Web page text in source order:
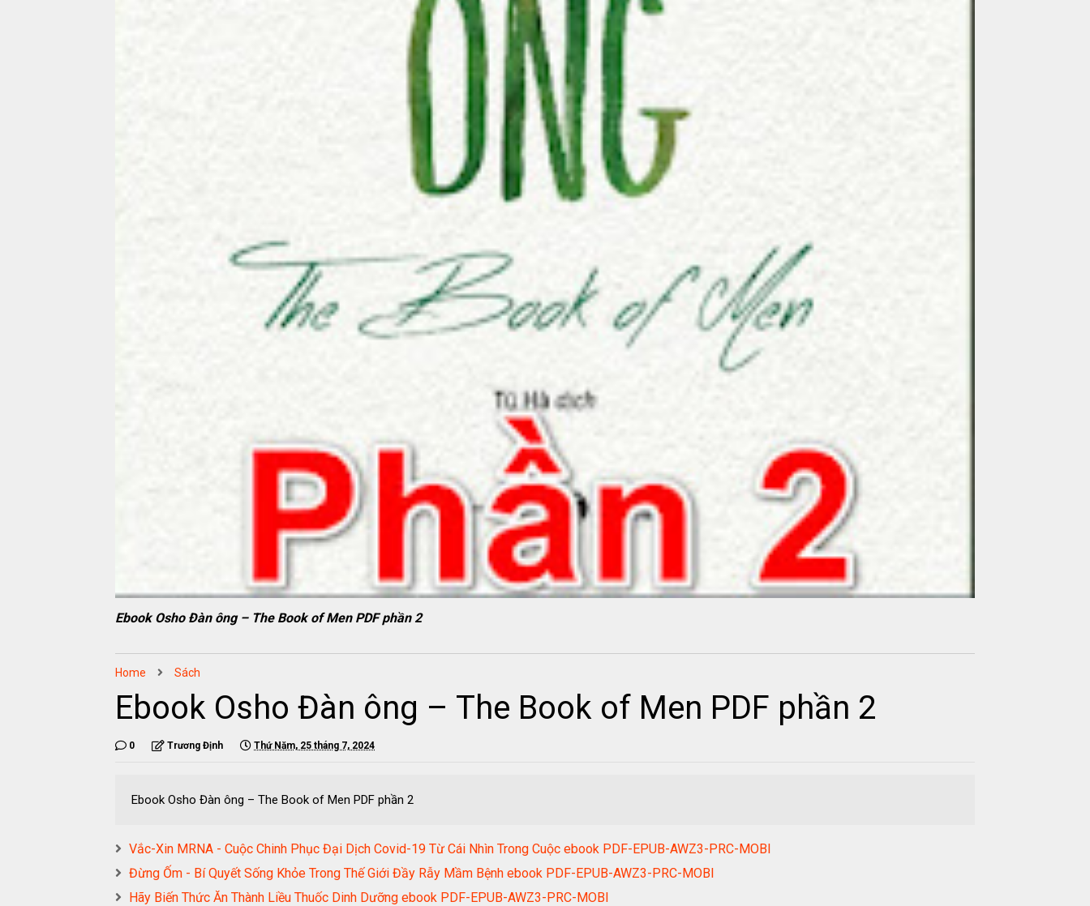
Ebook Osho Đàn ông – The Book of Men PDF phần 2
Home Sách
Ebook Osho Đàn ông – The Book of Men PDF phần 2
0 Trương Định Thứ Năm, 25 tháng 7, 2024
Ebook Osho Đàn ông – The Book of Men PDF phần 2
Vắc-Xin MRNA - Cuộc Chinh Phục Đại Dịch Covid-19 Từ Cái Nhìn Trong Cuộc ebook PDF-EPUB-AWZ3-PRC-MOBI
Đừng Ốm - Bí Quyết Sống Khỏe Trong Thế Giới Đầy Rẫy Mầm Bệnh ebook PDF-EPUB-AWZ3-PRC-MOBI
Hãy Biến Thức Ăn Thành Liều Thuốc Dinh Dưỡng ebook PDF-EPUB-AWZ3-PRC-MOBI